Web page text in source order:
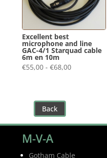
Excellent best
microphone and line
GAC-4/1 Starquad cable
6m en 10m
€55,00 - €68,00Prijsklasse:
Back
M-V-A
Gotham Cable